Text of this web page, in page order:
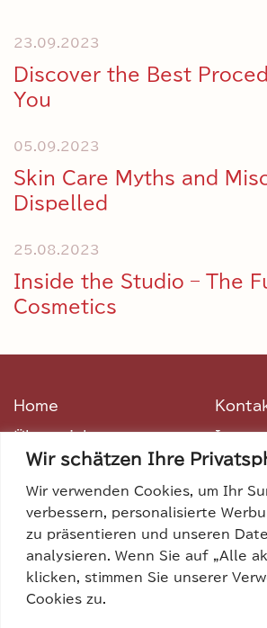
Wir schätzen Ihre
Wir verwenden Cookies, um Ihr
verbessern, personalisierte
zu präsentieren und unseren
analysieren. Wenn Sie auf „Alle
klicken, stimmen Sie unserer
Cookies zu.
23.09.2023
Discover the Best
You
05.09.2023
Skin Care Myths and
Dispelled
25.08.2023
Inside the Studio – The
Cosmetics
Home
Über mich
Filmografie
Presse
Kontakt
info@maiphuongkollath.com